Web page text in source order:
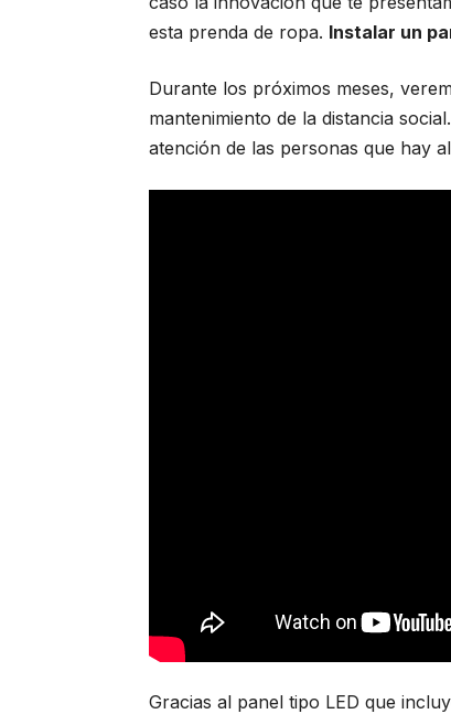
esta prenda de ropa. Instalar un
Durante los próximos meses,
mantenimiento de la distancia
atención de las personas que hay
Gracias al panel tipo LED que